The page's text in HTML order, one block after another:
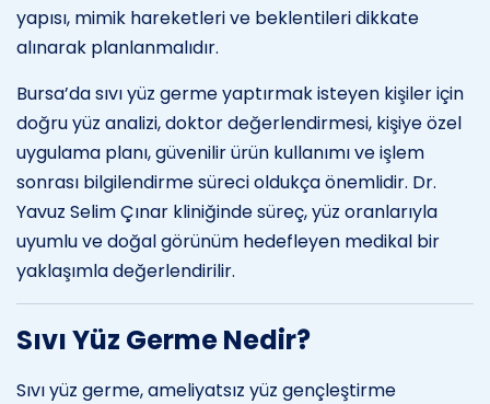
yapısı, mimik hareketleri ve beklentileri dikkate
alınarak planlanmalıdır.
Bursa’da sıvı yüz germe yaptırmak isteyen kişiler için
doğru yüz analizi, doktor değerlendirmesi, kişiye özel
uygulama planı, güvenilir ürün kullanımı ve işlem
sonrası bilgilendirme süreci oldukça önemlidir. Dr.
Yavuz Selim Çınar kliniğinde süreç, yüz oranlarıyla
uyumlu ve doğal görünüm hedefleyen medikal bir
yaklaşımla değerlendirilir.
Sıvı Yüz Germe Nedir?
Sıvı yüz germe, ameliyatsız yüz gençleştirme